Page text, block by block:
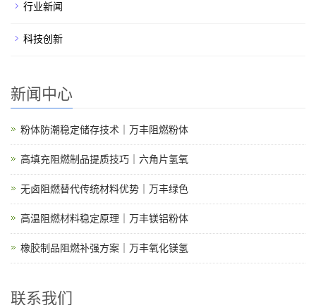
行业新闻
科技创新
新闻中心
粉体防潮稳定储存技术｜万丰阻燃粉体
高填充阻燃制品提质技巧｜六角片氢氧
无卤阻燃替代传统材料优势｜万丰绿色
高温阻燃材料稳定原理｜万丰镁铝粉体
橡胶制品阻燃补强方案｜万丰氧化镁氢
联系我们